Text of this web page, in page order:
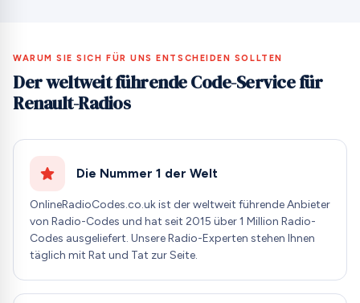
WARUM SIE SICH FÜR UNS ENTSCHEIDEN SOLLTEN
Der weltweit führende Code-Service für
Renault-Radios
Die Nummer 1 der Welt
OnlineRadioCodes.co.uk ist der weltweit führende Anbieter
von Radio-Codes und hat seit 2015 über 1 Million Radio-
Codes ausgeliefert. Unsere Radio-Experten stehen Ihnen
täglich mit Rat und Tat zur Seite.